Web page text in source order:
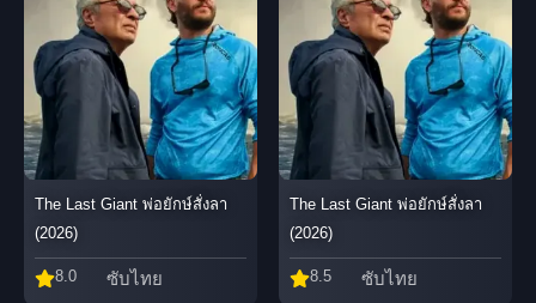
The Last Giant พ่อยักษ์สั่งลา
(2026)
8.0 ซับไทย
The Last Giant พ่อยักษ์สั่งลา
(2026)
8.5 ซับไทย